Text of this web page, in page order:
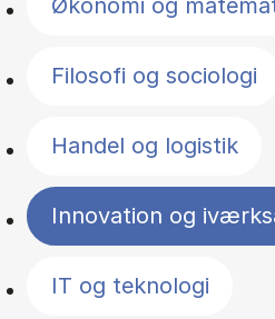
Økonomi og
Filosofi og sociologi
Handel og logistik
Innovation og
IT og teknologi